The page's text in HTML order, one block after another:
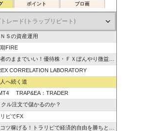
ポイント ブロ画
Ｓの資産運用
FIRE
のままでいい！優待株・ＦＸぼんやり微益ブログ
CORRELATION LABORATORY
へ続く道
TRAP&EA：TRADER
ル注文で儲かるのか？
リピでFX
ツ稼げる！トラリピで経済的自由を勝ちとる方法